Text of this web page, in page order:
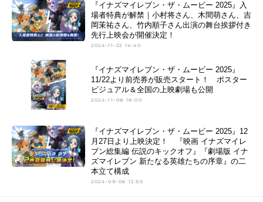
『イナズマイレブン・ザ・ムービー 2025』入
場者特典が解禁｜小村将さん、木間萌さん、吉
岡茉祐さん、竹内順子さん出演の舞台挨拶付き
先行上映会が開催決定！
2024-11-22 14:40
『イナズマイレブン・ザ・ムービー 2025』
11/22より前売券が販売スタート！ ポスター
ビジュアル＆全国の上映劇場も公開
2024-11-08 18:00
『イナズマイレブン・ザ・ムービー 2025』12
月27日より上映決定！ 『映画 イナズマイレ
ブン総集編 伝説のキックオフ』『劇場版 イナ
ズマイレブン 新たなる英雄たちの序章』の二
本立て構成
2024-09-06 12:50